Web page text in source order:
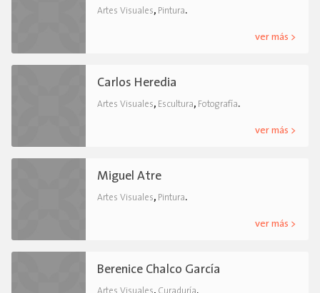
Artes Visuales, Pintura.
ver más >
Carlos Heredia
Artes Visuales, Escultura, Fotografía.
ver más >
Miguel Atre
Artes Visuales, Pintura.
ver más >
Berenice Chalco García